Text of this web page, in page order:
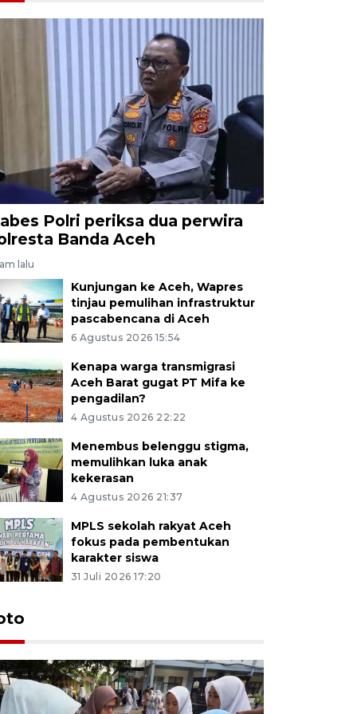
Polri periksa dua perwira
Banda Aceh
lalu
Kunjungan ke Aceh, Wapres
tinjau pemulihan infrastruktur
pascabencana di Aceh
6 Agustus 2026 15:54
Kenapa warga transmigrasi
Aceh Barat gugat PT Mifa ke
pengadilan?
4 Agustus 2026 22:22
Menembus belenggu stigma,
memulihkan luka anak
kekerasan
4 Agustus 2026 21:37
MPLS sekolah rakyat Aceh
fokus pada pembentukan
karakter siswa
31 Juli 2026 17:20